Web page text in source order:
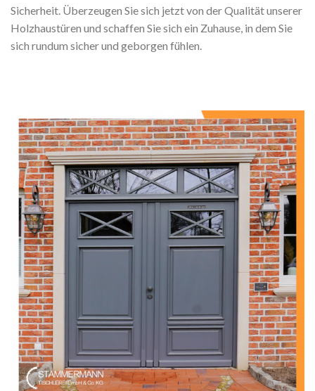
Sicherheit. Überzeugen Sie sich jetzt von der Qualität unserer
Holzhaustüren und schaffen Sie sich ein Zuhause, in dem Sie
sich rundum sicher und geborgen fühlen.